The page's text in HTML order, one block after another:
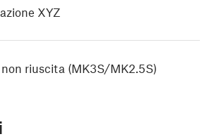
XYZ
riuscita (MK3S/MK2.5S)